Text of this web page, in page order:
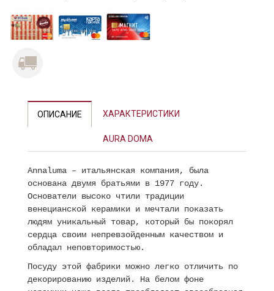
ОПИСАНИЕ ХАРАКТЕРИСТИКИ
AURA DOMA
Annaluma – итальянская компания, была
основана двумя братьями в 1977 году.
Основатели высоко чтили традиции
венецианской керамики и мечтали показать
людям уникальный товар, который бы покорял
сердца своим непревзойденным качеством и
обладал неповторимостью.
Посуду этой фабрики можно легко отличить по
декорированию изделий. На белом фоне